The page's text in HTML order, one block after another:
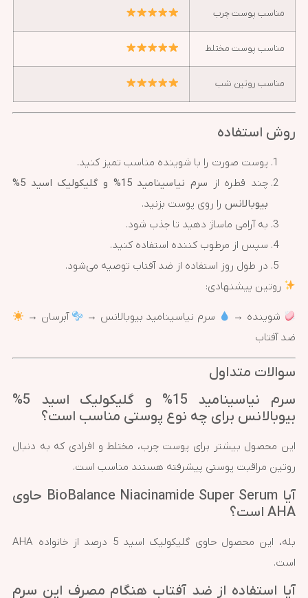
مناسب پوست چرب
مناسب پوست مختلط
مناسب روتین شب
روش استفاده
پوست صورت را با شوینده مناسب تمیز کنید.
چند قطره از
سرم نیاسینامید 15% و گلیکولیک اسید 5%
بیوبالانس را روی پوست بزنید.
به آرامی ماساژ دهید تا جذب شود.
سپس از مرطوب کننده استفاده کنید.
در طول روز استفاده از ضد آفتاب توصیه می‌شود.
روتین پیشنهادی:
شوینده → سرم نیاسینامید بیوبالانس →
آبرسان →
ضد آفتاب
سوالات متداول
سرم نیاسینامید 15% و گلیکولیک اسید 5%
بیوبالانس برای چه نوع پوستی مناسب است؟
این محصول بیشتر برای پوست چرب، مختلط و افرادی که به دنبال
روتین مراقبت پوستی پیشرفته هستند مناسب است.
آیا BioBalance Niacinamide Super Serum حاوی
AHA است؟
بله، این محصول حاوی گلیکولیک اسید 5 درصد از خانواده AHA
است.
آیا استفاده از ضد آفتاب هنگام مصرف این سرم